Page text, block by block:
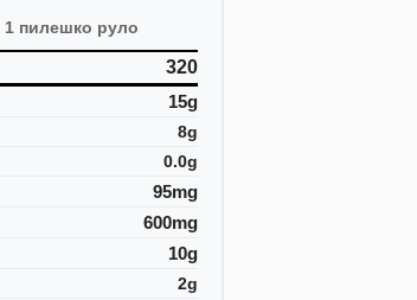
1 пилешко руло
320
15g
8g
0.0g
95mg
600mg
10g
2g